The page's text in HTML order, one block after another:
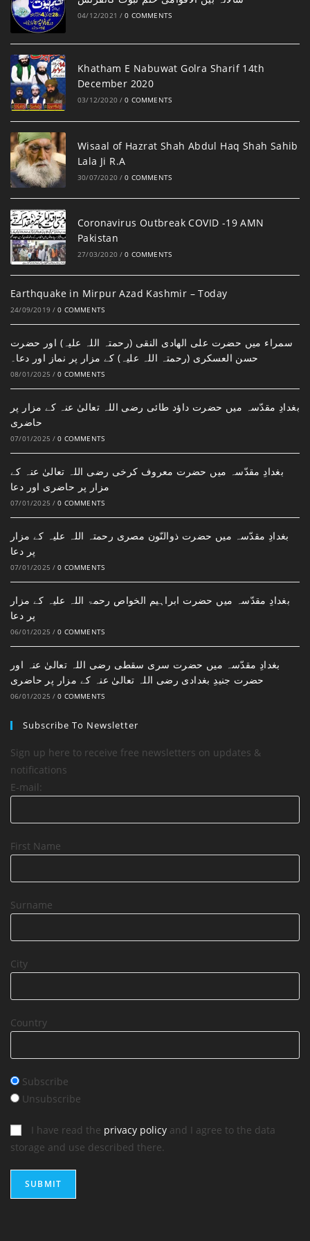
04/12/2021 / 0 COMMENTS
Khatham E Nabuwat Golra Sharif 14th
December 2020
03/12/2020 / 0 COMMENTS
Wisaal of Hazrat Shah Abdul Haq Shah Sahib
Lala Ji R.A
30/07/2020 / 0 COMMENTS
Coronavirus Outbreak COVID -19 AMN
Pakistan
27/03/2020 / 0 COMMENTS
Earthquake in Mirpur Azad Kashmir – Today
24/09/2019 / 0 COMMENTS
سمراء میں حضرت علی الھادی النقی (رحمتہ اللہ علیہ) اور حضرت
حسن العسکری (رحمتہ اللہ علیہ) کے مزار پر نماز اور دعا۔
08/01/2025 / 0 COMMENTS
بغدادِ مقدّسہ میں حضرت داؤد طائی رضی اللہ تعالیٰ عنہ کے مزار پر
حاضری
07/01/2025 / 0 COMMENTS
بغدادِ مقدّسہ میں حضرت معروف کرخی رضی اللہ تعالیٰ عنہ کے
مزار پر حاضری اور دعا
07/01/2025 / 0 COMMENTS
بغدادِ مقدّسہ میں حضرت ذوالنّون مصری رحمتہ اللہ علیہ کے مزار
پر دعا
07/01/2025 / 0 COMMENTS
بغدادِ مقدّسہ میں حضرت ابراہیم الخواص رحمۃ اللہ علیہ کے مزار
پر دعا
06/01/2025 / 0 COMMENTS
بغدادِ مقدّسہ میں حضرت سری سقطی رضی اللہ تعالیٰ عنہ اور
حضرت جنیدِ بغدادی رضی اللہ تعالیٰ عنہ کے مزار پر حاضری
06/01/2025 / 0 COMMENTS
Subscribe To Newsletter
Sign up here to receive free newsletters on updates &
notifications
E-mail:
First Name
Surname
City
Country
Subscribe
Unsubscribe
I have read the privacy policy and I agree to the data
storage and use described there.